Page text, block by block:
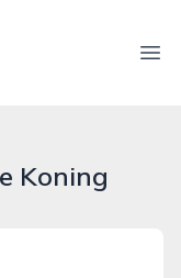
Koning